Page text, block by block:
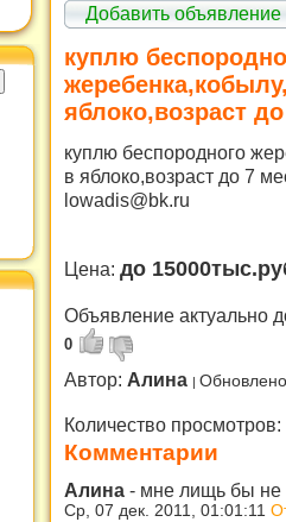
Добавить объявление
куплю
яблоко,возраст
куплю беспородного
в яблоко,возраст до 7
lowadis@bk.ru
Цена: до
Объявление актуально
0
Автор: Алина
Количество просмотров:
Комментарии
Алина - мне лищь бы не
Ср, 07 дек. 2011, 01:01:11